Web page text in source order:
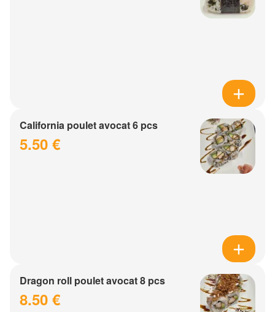
California poulet avocat 6 pcs
5.50 €
Dragon roll poulet avocat 8 pcs
8.50 €